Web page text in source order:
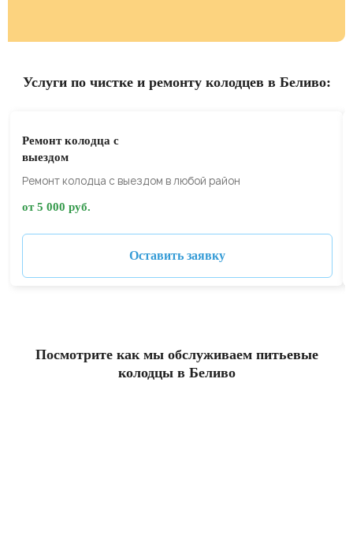
Услуги по чистке и ремонту колодцев в Беливо:
Ремонт колодца с
выездом
Ремонт колодца с выездом в любой район
от 5 000 руб.
Оставить заявку
Посмотрите как мы обслуживаем питьевые
колодцы в Беливо